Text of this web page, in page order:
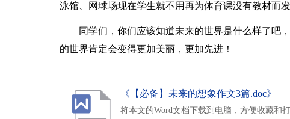
泳馆、网球场现在学生就不用再为体育课没有教材而发
同学们，你们应该知道未来的世界是什么样了吧
的世界肯定会变得更加美丽，更加先进！
《【必备】未来的想象作文3篇.doc》
将本文的Word文档下载到电脑，方便收藏和